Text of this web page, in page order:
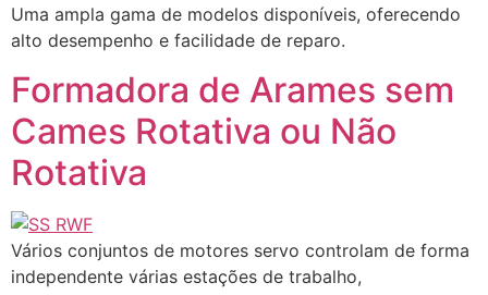
Uma ampla gama de modelos disponíveis, oferecendo
alto desempenho e facilidade de reparo.
Formadora de Arames sem
Cames Rotativa ou Não
Rotativa
Vários conjuntos de motores servo controlam de forma
independente várias estações de trabalho,